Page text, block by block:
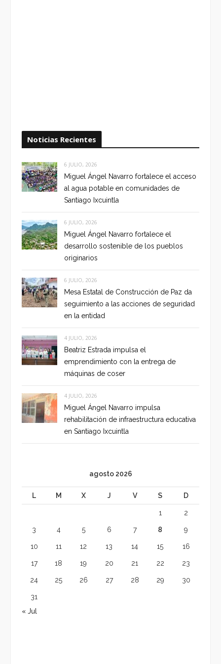
Noticias Recientes
6 JULIO, 2026
Miguel Ángel Navarro fortalece el acceso
al agua potable en comunidades de
Santiago Ixcuintla
6 JULIO, 2026
Miguel Ángel Navarro fortalece el
desarrollo sostenible de los pueblos
originarios
6 JULIO, 2026
Mesa Estatal de Construcción de Paz da
seguimiento a las acciones de seguridad
en la entidad
4 JULIO, 2026
Beatriz Estrada impulsa el
emprendimiento con la entrega de
máquinas de coser
4 JULIO, 2026
Miguel Ángel Navarro impulsa
rehabilitación de infraestructura educativa
en Santiago Ixcuintla
agosto 2026
L M X J V S D
1 2
3 4 5 6 7 8 9
10 11 12 13 14 15 16
17 18 19 20 21 22 23
24 25 26 27 28 29 30
31
« Jul